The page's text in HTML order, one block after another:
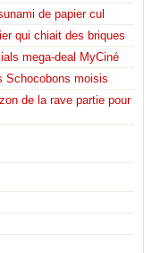
de papier cul
qui chiait des briques
mega-deal MyCiné
Schocobons moisis
de la rave partie pour